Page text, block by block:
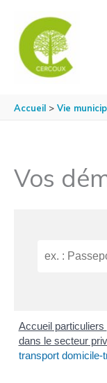
Accueil Vie
Vos
Accueil particuliers
dans le secteur
transport domicile-